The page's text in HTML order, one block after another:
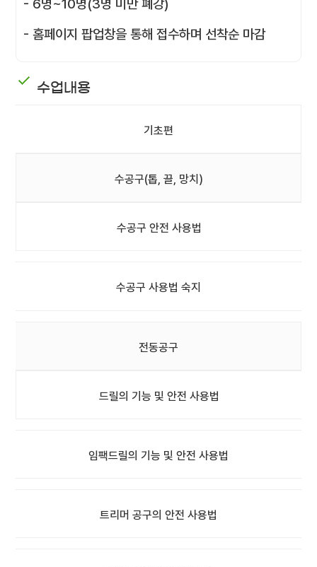
- 6명~10명(3명 미만 폐강)
- 홈페이지 팝업창을 통해 접수하며 선착순 마감
수업내용
기초편
수공구(톱, 끌, 망치)
수공구 안전 사용법
수공구 사용법 숙지
전동공구
드릴의 기능 및 안전 사용법
임팩드릴의 기능 및 안전 사용법
트리머 공구의 안전 사용법